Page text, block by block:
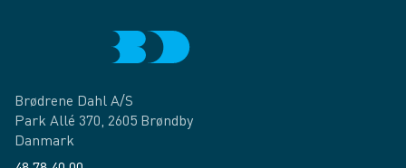
Brødrene Dahl A/S
Park Allé 370, 2605 Brøndby
Danmark